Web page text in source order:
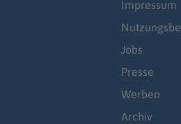
Impressum
Jobs
Presse
Werben
Archiv